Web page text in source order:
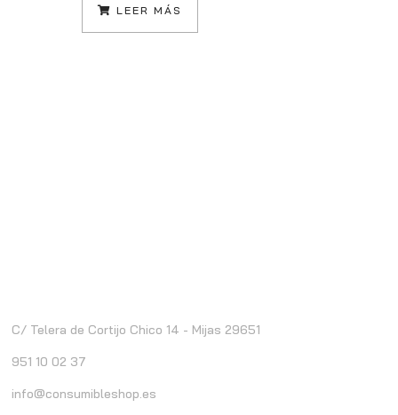
LEER MÁS
C/ Telera de Cortijo Chico 14 - Mijas 29651
951 10 02 37
info@consumibleshop.es